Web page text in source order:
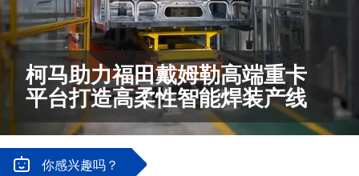
柯马助力福田戴姆勒高端重卡
平台打造高柔性智能焊装产线
你感兴趣吗？